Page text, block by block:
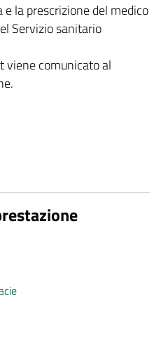
la prescrizione del medico
Servizio sanitario
viene comunicato al